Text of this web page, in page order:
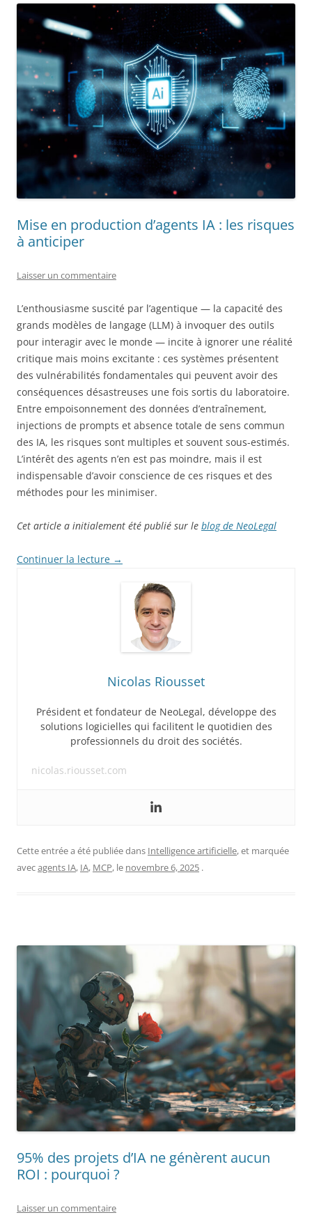
Mise en production d’agents IA : les risques
à anticiper
Laisser un commentaire
L’enthousiasme suscité par l’agentique — la capacité des
grands modèles de langage (LLM) à invoquer des outils
pour interagir avec le monde — incite à ignorer une réalité
critique mais moins excitante : ces systèmes présentent
des vulnérabilités fondamentales qui peuvent avoir des
conséquences désastreuses une fois sortis du laboratoire.
Entre empoisonnement des données d’entraînement,
injections de prompts et absence totale de sens commun
des IA, les risques sont multiples et souvent sous-estimés.
L’intérêt des agents n’en est pas moindre, mais il est
indispensable d’avoir conscience de ces risques et des
méthodes pour les minimiser.
Cet article a initialement été publié sur le blog de NeoLegal
Continuer la lecture →
Nicolas Riousset
Président et fondateur de NeoLegal, développe des
solutions logicielles qui facilitent le quotidien des
professionnels du droit des sociétés.
nicolas.riousset.com
Cette entrée a été publiée dans Intelligence artificielle, et marquée
avecagents IA, IA, MCP, le novembre 6, 2025 .
95% des projets d’IA ne génèrent aucun
ROI : pourquoi ?
Laisser un commentaire